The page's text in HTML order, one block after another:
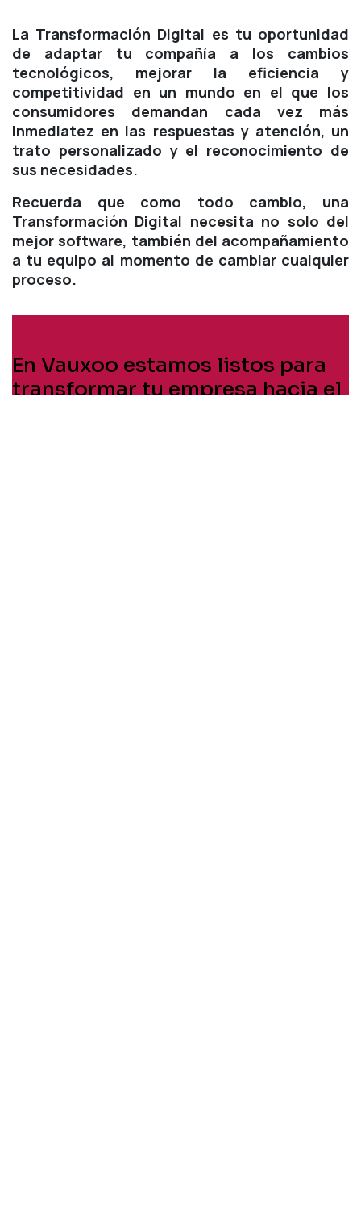
La Transformación Digital es tu oportunidad
de adaptar tu compañía a los cambios
tecnológicos, mejorar la eficiencia y
competitividad en un mundo en el que los
consumidores demandan cada vez más
inmediatez en las respuestas y atención, un
trato personalizado y el reconocimiento de
sus necesidades.
Recuerda que como todo cambio, una
Transformación Digital necesita no solo del
mejor software, también del acompañamiento
a tu equipo al momento de cambiar cualquier
proceso.
En Vauxoo estamos listos para
transformar tu empresa hacia el